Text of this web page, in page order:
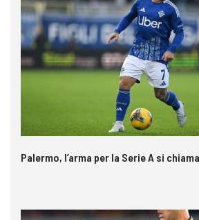
Palermo, l’arma per la Serie A si